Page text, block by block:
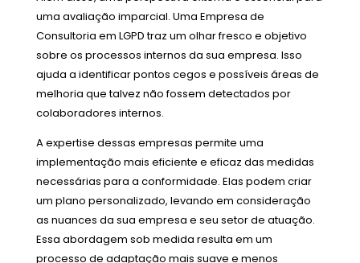
uma avaliação imparcial. Uma Empresa de
Consultoria em LGPD traz um olhar fresco e objetivo
sobre os processos internos da sua empresa. Isso
ajuda a identificar pontos cegos e possíveis áreas de
melhoria que talvez não fossem detectados por
colaboradores internos.
A expertise dessas empresas permite uma
implementação mais eficiente e eficaz das medidas
necessárias para a conformidade. Elas podem criar
um plano personalizado, levando em consideração
as nuances da sua empresa e seu setor de atuação.
Essa abordagem sob medida resulta em um
processo de adaptação mais suave e menos